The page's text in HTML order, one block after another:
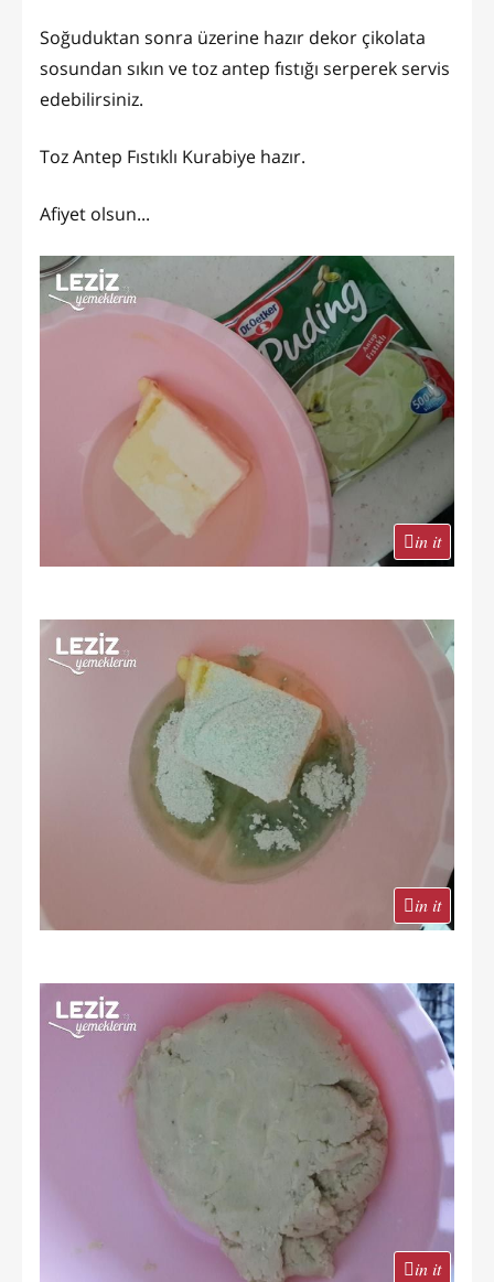
Soğuduktan sonra üzerine hazır dekor çikolata
sosundan sıkın ve toz antep fıstığı serperek servis
edebilirsiniz.
Toz Antep Fıstıklı Kurabiye hazır.
Afiyet olsun...
in it
in it
in it